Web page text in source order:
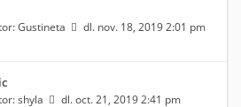
Gustineta
dl. nov. 18, 2019 2:01 pm
shyla dl. oct. 21, 2019 2:41 pm